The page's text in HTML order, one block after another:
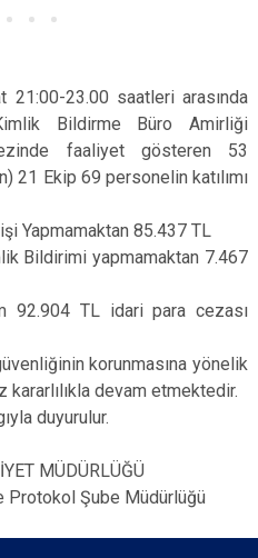
23.00 saatleri arasında
Bildirme Büro Amirliği
faaliyet gösteren 53
21 Ekip 69 personelin katılımı
Yapmamaktan 85.437 TL
yapmamaktan 7.467
TL idari para cezası
korunmasına yönelik
devam etmektedir.
duyurulur.
MÜDÜRLÜĞÜ
Şube Müdürlüğü